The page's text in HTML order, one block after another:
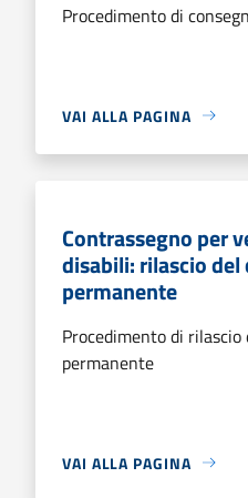
Procedimento di
VAI ALLA PAGINA
Contrassegno per
disabili: rilascio del
permanente
Procedimento di
permanente
VAI ALLA PAGINA